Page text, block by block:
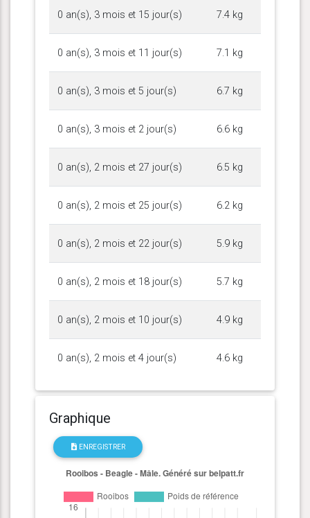
0 an(s), 3 mois et 15 jour(s) 7.4 kg
0 an(s), 3 mois et 11 jour(s) 7.1 kg
0 an(s), 3 mois et 5 jour(s) 6.7 kg
0 an(s), 3 mois et 2 jour(s) 6.6 kg
0 an(s), 2 mois et 27 jour(s) 6.5 kg
0 an(s), 2 mois et 25 jour(s) 6.2 kg
0 an(s), 2 mois et 22 jour(s) 5.9 kg
0 an(s), 2 mois et 18 jour(s) 5.7 kg
0 an(s), 2 mois et 10 jour(s) 4.9 kg
0 an(s), 2 mois et 4 jour(s) 4.6 kg
Graphique
ENREGISTRER